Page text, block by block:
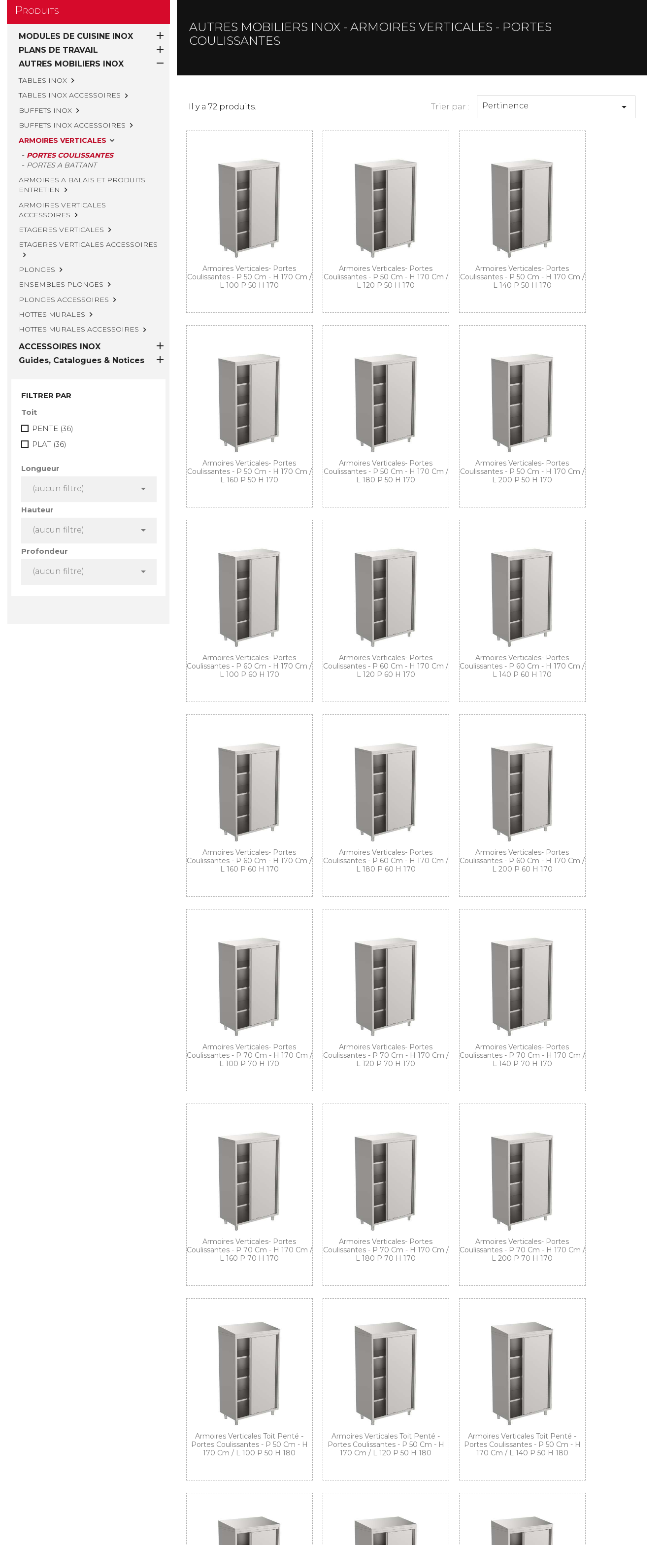
Produits
MODULES DE CUISINE INOX 
PLANS DE TRAVAIL 
AUTRES MOBILIERS INOX 
TABLES INOX 
TABLES INOX ACCESSOIRES 
BUFFETS INOX 
BUFFETS INOX ACCESSOIRES 
ARMOIRES VERTICALES 
PORTES COULISSANTES
PORTES A BATTANT
ARMOIRES A BALAIS ET PRODUITS
ENTRETIEN

ARMOIRES VERTICALES
ACCESSOIRES 
ETAGERES VERTICALES 
ETAGERES VERTICALES ACCESSOIRES

PLONGES 
ENSEMBLES PLONGES 
PLONGES ACCESSOIRES 
HOTTES MURALES 
HOTTES MURALES ACCESSOIRES 
ACCESSOIRES INOX

Guides, Catalogues & Notices 
FILTRER PAR
Toit
PENTE (36)
PLAT (36)
Longueur
(aucun filtre) 
Hauteur
(aucun filtre) 
Profondeur
(aucun filtre) 
AUTRES MOBILIERS INOX - ARMOIRES VERTICALES - PORTES
COULISSANTES
Il y a 72 produits. Trier par : Pertinence 
Armoires Verticales- Portes
Coulissantes - P 50 Cm - H 170 Cm /
L 100 P 50 H 170
Armoires Verticales- Portes
Coulissantes - P 50 Cm - H 170 Cm /
L 120 P 50 H 170
Armoires Verticales- Portes
Coulissantes - P 50 Cm - H 170 Cm /
L 140 P 50 H 170
Armoires Verticales- Portes
Coulissantes - P 50 Cm - H 170 Cm /
L 160 P 50 H 170
Armoires Verticales- Portes
Coulissantes - P 50 Cm - H 170 Cm /
L 180 P 50 H 170
Armoires Verticales- Portes
Coulissantes - P 50 Cm - H 170 Cm /
L 200 P 50 H 170
Armoires Verticales- Portes
Coulissantes - P 60 Cm - H 170 Cm /
L 100 P 60 H 170
Armoires Verticales- Portes
Coulissantes - P 60 Cm - H 170 Cm /
L 120 P 60 H 170
Armoires Verticales- Portes
Coulissantes - P 60 Cm - H 170 Cm /
L 140 P 60 H 170
Armoires Verticales- Portes
Coulissantes - P 60 Cm - H 170 Cm /
L 160 P 60 H 170
Armoires Verticales- Portes
Coulissantes - P 60 Cm - H 170 Cm /
L 180 P 60 H 170
Armoires Verticales- Portes
Coulissantes - P 60 Cm - H 170 Cm /
L 200 P 60 H 170
Armoires Verticales- Portes
Coulissantes - P 70 Cm - H 170 Cm /
L 100 P 70 H 170
Armoires Verticales- Portes
Coulissantes - P 70 Cm - H 170 Cm /
L 120 P 70 H 170
Armoires Verticales- Portes
Coulissantes - P 70 Cm - H 170 Cm /
L 140 P 70 H 170
Armoires Verticales- Portes
Coulissantes - P 70 Cm - H 170 Cm /
L 160 P 70 H 170
Armoires Verticales- Portes
Coulissantes - P 70 Cm - H 170 Cm /
L 180 P 70 H 170
Armoires Verticales- Portes
Coulissantes - P 70 Cm - H 170 Cm /
L 200 P 70 H 170
Armoires Verticales Toit Penté -
Portes Coulissantes - P 50 Cm - H
170 Cm / L 100 P 50 H 180
Armoires Verticales Toit Penté -
Portes Coulissantes - P 50 Cm - H
170 Cm / L 120 P 50 H 180
Armoires Verticales Toit Penté -
Portes Coulissantes - P 50 Cm - H
170 Cm / L 140 P 50 H 180